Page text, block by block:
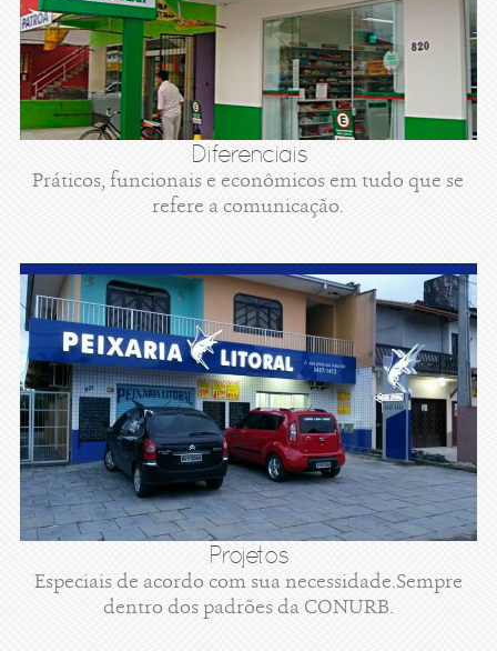
Diferenciais
Práticos, funcionais e econômicos em tudo que se
refere a comunicação.
Projetos
Especiais de acordo com sua necessidade.Sempre
dentro dos padrões da CONURB.